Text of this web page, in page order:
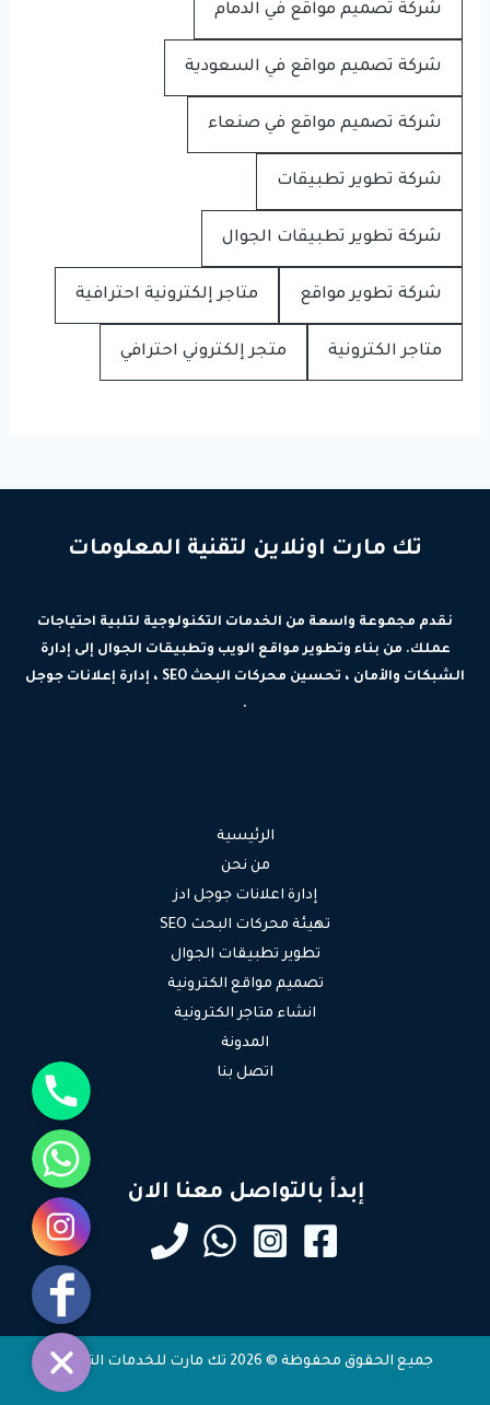
شركة تصميم مواقع في الدمام
شركة تصميم مواقع في السعودية
شركة تصميم مواقع في صنعاء
شركة تطوير تطبيقات
شركة تطوير تطبيقات الجوال
شركة تطوير مواقع متاجر إلكترونية احترافية
متاجر الكترونية متجر إلكتروني احترافي
تك مارت اونلاين لتقنية المعلومات
نقدم مجموعة واسعة من الخدمات التكنولوجية لتلبية احتياجات
عملك. من بناء وتطوير مواقع الويب وتطبيقات الجوال إلى إدارة
الشبكات والأمان ، تحسين محركات البحث SEO ، إدارة إعلانات جوجل
.
الرئيسية
من نحن
إدارة اعلانات جوجل ادز
تهيئة محركات البحث SEO
تطوير تطبيقات الجوال
تصميم مواقع الكترونية
انشاء متاجر الكترونية
المدونة
اتصل بنا
إبدأ بالتواصل معنا الان
جميع الحقوق محفوظة © 2026 تك مارت للخدمات التقنية
جوال
واتساب
انستقرام
فيسبوك